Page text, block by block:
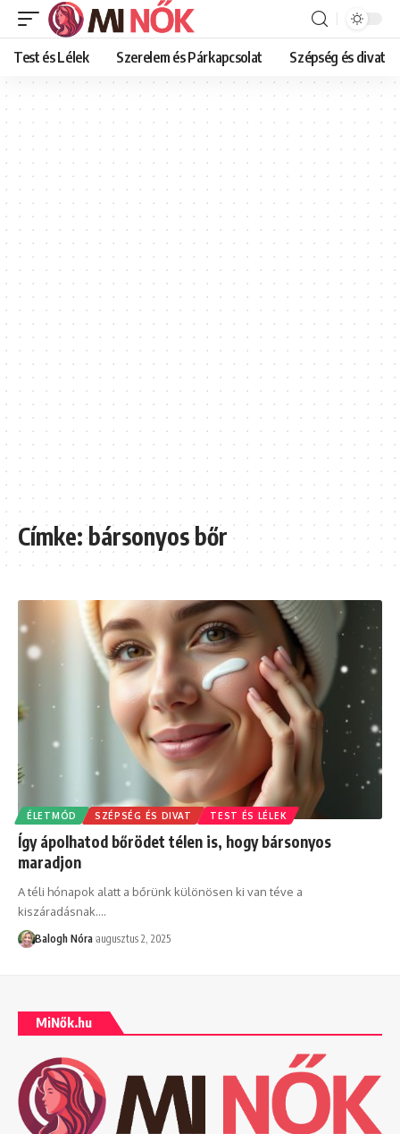
Test és Lélek Szerelem és Párkapcsolat Szépség és divat
Címke:bársonyos bőr
ÉLETMÓD SZÉPSÉG ÉS DIVAT TEST ÉS LÉLEK
Így ápolhatod bőrödet télen is, hogy bársonyos
maradjon
A téli hónapok alatt a bőrünk különösen ki van téve a
kiszáradásnak.…
Balogh Nóra augusztus 2, 2025
MiNők.hu